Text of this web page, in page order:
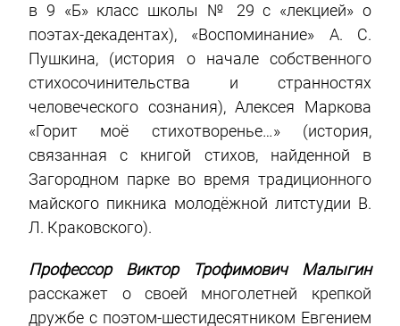
в 9 «Б» класс школы № 29 с «лекцией» о
поэтах-декадентах), «Воспоминание» А. С.
Пушкина, (история о начале собственного
стихосочинительства и странностях
человеческого сознания), Алексея Маркова
«Горит моё стихотворенье…» (история,
связанная с книгой стихов, найденной в
Загородном парке во время традиционного
майского пикника молодёжной литстудии В.
Л. Краковского).
Профессор Виктор Трофимович Малыгин
расскажет о своей многолетней крепкой
дружбе с поэтом-шестидесятником Евгением